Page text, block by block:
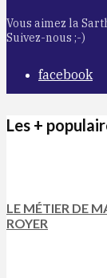
Vous aimez la
Suivez-nous ;-)
facebook
Les +
LE MÉTIER DE
ROYER